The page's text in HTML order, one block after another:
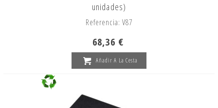
unidades)
Referencia: V87
68,36 €
Añadir A La Cesta